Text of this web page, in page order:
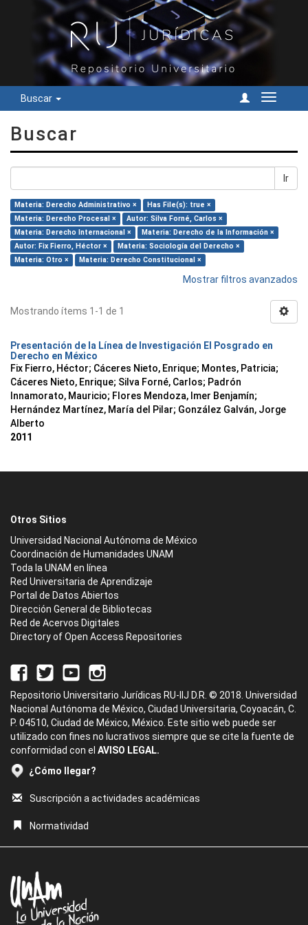
Buscar
Cambiar
Buscar
Ir
Materia: Derecho Administrativo ×
Has File(s): true ×
Materia: Derecho Procesal ×
Autor: Silva Forné, Carlos ×
Materia: Derecho Internacional ×
Materia: Derecho de la Información ×
Autor: Fix Fierro, Héctor ×
Materia: Sociología del Derecho ×
Materia: Otro ×
Materia: Derecho Constitucional ×
Mostrar filtros avanzados
Mostrando ítems 1-1 de 1
Presentación de la Línea de Investigación El Posgrado en
Derecho en México
Fix Fierro, Héctor; Cáceres Nieto, Enrique; Montes, Patricia;
Cáceres Nieto, Enrique; Silva Forné, Carlos; Padrón
Innamorato, Mauricio; Flores Mendoza, Imer Benjamín;
Hernández Martínez, María del Pilar; González Galván, Jorge
Alberto
2011
Otros Sitios
Universidad Nacional Autónoma de México
Coordinación de Humanidades UNAM
Toda la UNAM en línea
Red Universitaria de Aprendizaje
Portal de Datos Abiertos
Dirección General de Bibliotecas
Red de Acervos Digitales
Directory of Open Access Repositories
Repositorio Universitario Jurídicas RU-IIJ D.R. © 2018. Universidad
Nacional Autónoma de México, Ciudad Universitaria, Coyoacán, C.
P. 04510, Ciudad de México, México. Este sitio web puede ser
utilizado con fines no lucrativos siempre que se cite la fuente de
conformidad con el AVISO LEGAL.
¿Cómo llegar?
Suscripción a actividades académicas
Normatividad